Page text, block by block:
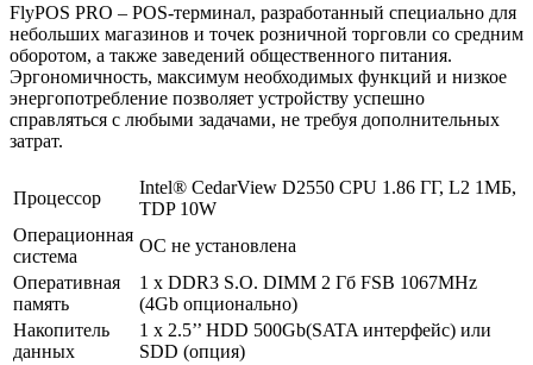
FlyPOS PRO – POS-терминал, разработанный специально для
небольших магазинов и точек розничной торговли со средним
оборотом, а также заведений общественного питания.
Эргономичность, максимум необходимых функций и низкое
энергопотребление позволяет устройству успешно
справляться с любыми задачами, не требуя дополнительных
затрат.
Процессор
Intel® CedarView D2550 CPU 1.86 ГГ, L2 1МБ,
TDP 10W
Операционная
система
ОС не установлена
Оперативная
память
1 x DDR3 S.O. DIMM 2 Гб FSB 1067MHz
(4Gb опционально)
Накопитель
данных
1 х 2.5’’ HDD 500Gb(SATA интерфейс) или
SDD (опция)